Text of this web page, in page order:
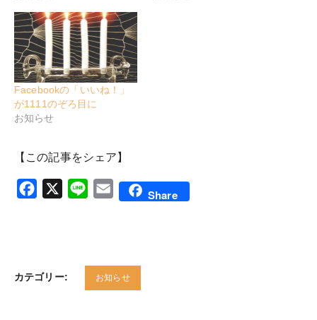
Facebookの「いいね！」
が1111のぞろ目に
お知らせ
【この記事をシェア】
Facebook
X Line Email Share
カテゴリー: お知らせ